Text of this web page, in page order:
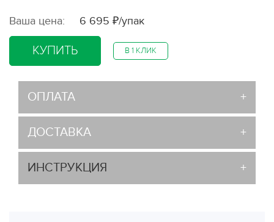
Ваша цена: 6 695 ₽/упак
КУПИТЬ В 1 КЛИК
ОПЛАТА
ДОСТАВКА
ИНСТРУКЦИЯ